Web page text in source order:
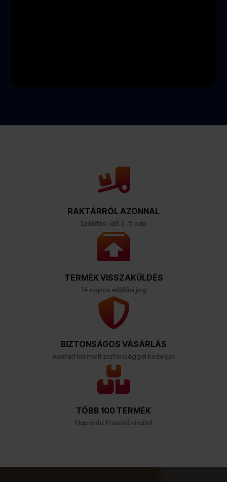
RAKTÁRRÓL AZONNAL
Szállítási idő 3-5 nap
TERMÉK VISSZAKÜLDÉS
14 napos elállási jog
BIZTONSÁGOS VÁSÁRLÁS
Adatait kiemelt biztonsággal kezeljük
TÖBB 100 TERMÉK
Naponta frissülő kínálat